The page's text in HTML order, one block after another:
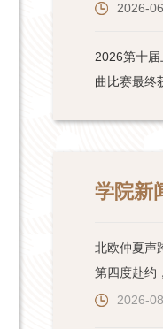
学院新
北欧仲夏声
第四度赴约
2026-